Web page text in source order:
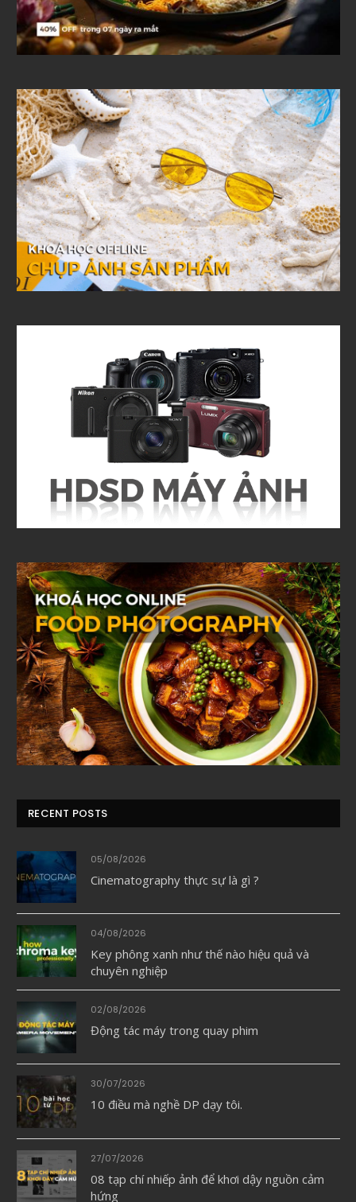
RECENT POSTS
05/08/2026
Cinematography thực sự là gì ?
04/08/2026
Key phông xanh như thế nào hiệu quả và
chuyên nghiệp
02/08/2026
Động tác máy trong quay phim
30/07/2026
10 điều mà nghề DP dạy tôi.
27/07/2026
08 tạp chí nhiếp ảnh để khơi dậy nguồn cảm
hứng